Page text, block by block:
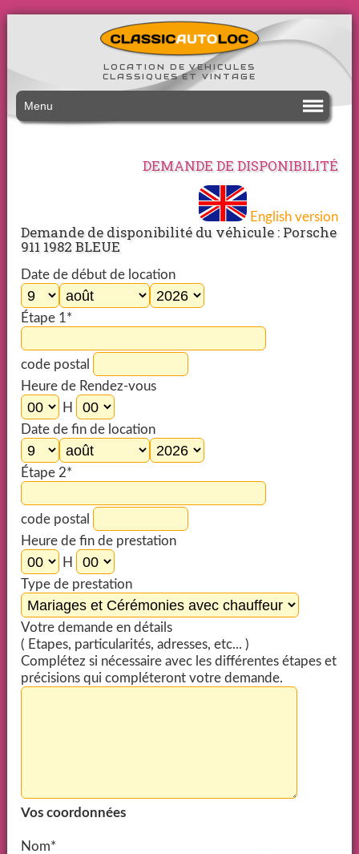
LOCATION DE VEHICULES
CLASSIQUES ET VINTAGE
Menu
DEMANDE DE DISPONIBILITÉ
English version
Demande de disponibilité du véhicule : Porsche
911 1982 BLEUE
Date de début de location
Étape 1*
code postal
Heure de Rendez-vous
H
Date de fin de location
Étape 2*
code postal
Heure de fin de prestation
H
Type de prestation
Votre demande en détails
( Etapes, particularités, adresses, etc... )
Complétez si nécessaire avec les différentes étapes et
précisions qui compléteront votre demande.
Vos coordonnées
Nom*